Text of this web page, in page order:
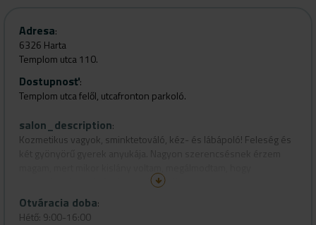
Adresa:
6326 Harta
Templom utca 110.
Dostupnosť:
Templom utca felől, utcafronton parkoló.
salon_description:
Kozmetikus vagyok, sminktetováló, kéz- és lábápoló! Feleség és
kozmetikus leszek. Az álom valóra vált...
Otváracia doba:
Hétő: 9:00-16:00